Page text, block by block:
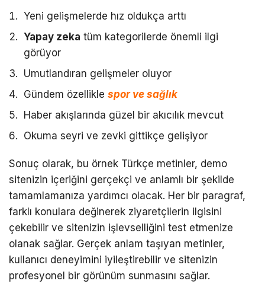
Yeni gelişmelerde hız oldukça arttı
Yapay zeka tüm kategorilerde önemli ilgi
görüyor
Umutlandıran gelişmeler oluyor
Gündem özellikle spor ve sağlık
Haber akışlarında güzel bir akıcılık mevcut
Okuma seyri ve zevki gittikçe gelişiyor
Sonuç olarak, bu örnek Türkçe metinler, demo
sitenizin içeriğini gerçekçi ve anlamlı bir şekilde
tamamlamanıza yardımcı olacak. Her bir paragraf,
farklı konulara değinerek ziyaretçilerin ilgisini
çekebilir ve sitenizin işlevselliğini test etmenize
olanak sağlar. Gerçek anlam taşıyan metinler,
kullanıcı deneyimini iyileştirebilir ve sitenizin
profesyonel bir görünüm sunmasını sağlar.